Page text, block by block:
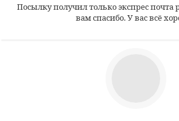
Посылку получил только экспрес почта
вам спасибо. У вас всё